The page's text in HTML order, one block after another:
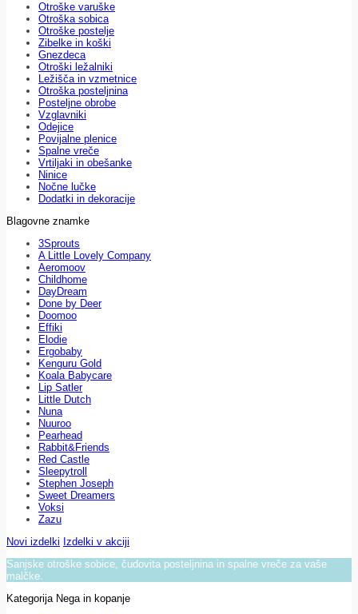
Otroške varuške
Otroška sobica
Otroške postelje
Zibelke in koški
Gnezdeca
Otroški ležalniki
Ležišča in vzmetnice
Otroška posteljnina
Posteljne obrobe
Vzglavniki
Odejice
Povijalne plenice
Spalne vreče
Vrtiljaki in obešanke
Ninice
Nočne lučke
Dodatki in dekoracije
Blagovne znamke
3Sprouts
A Little Lovely Company
Aeromoov
Childhome
DayDream
Done by Deer
Doomoo
Effiki
Elodie
Ergobaby
Kenguru Gold
Koala Babycare
Lip Satler
Little Dutch
Nuna
Nuuroo
Pearhead
Rabbit&Friends
Red Castle
Sleepytroll
Stephen Joseph
Sweet Dreamers
Voksi
Zazu
Novi izdelki Izdelki v akciji
Sanjske otroške sobice, čudovita posteljnina in spalne vreče za vaše
malčke.
Kategorija Nega in kopanje